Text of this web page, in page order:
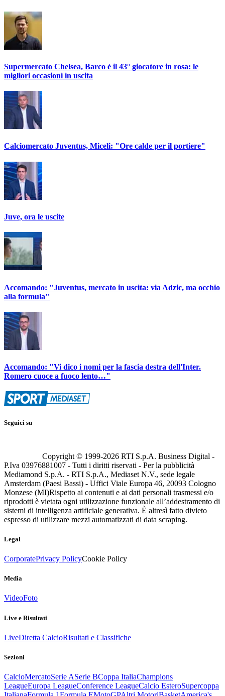
Supermercato Chelsea, Barco è il 43° giocatore in rosa: le
migliori occasioni in uscita
Calciomercato Juventus, Miceli: "Ore calde per il portiere"
Juve, ora le uscite
Accomando: "Juventus, mercato in uscita: via Adzic, ma occhio
alla formula"
Accomando: "Vi dico i nomi per la fascia destra dell'Inter.
Romero cuoce a fuoco lento…"
Seguici su
Copyright © 1999-2026 RTI S.p.A. Business Digital -
P.Iva 03976881007 - Tutti i diritti riservati - Per la pubblicità
Mediamond S.p.A. - RTI S.p.A., Mediaset N.V., sede legale
Amsterdam (Paesi Bassi) - Uffici Viale Europa 46, 20093 Cologno
Monzese (MI)Rispetto ai contenuti e ai dati personali trasmessi e/o
riprodotti è vietata ogni utilizzazione funzionale all’addestramento di
sistemi di intelligenza artificiale generativa. È altresì fatto divieto
espresso di utilizzare mezzi automatizzati di data scraping.
Legal
CorporatePrivacy PolicyCookie Policy
Media
VideoFoto
Live e Risultati
LiveDiretta CalcioRisultati e Classifiche
Sezioni
CalcioMercatoSerie ASerie BCoppa ItaliaChampions
LeagueEuropa LeagueConference LeagueCalcio EsteroSupercoppa